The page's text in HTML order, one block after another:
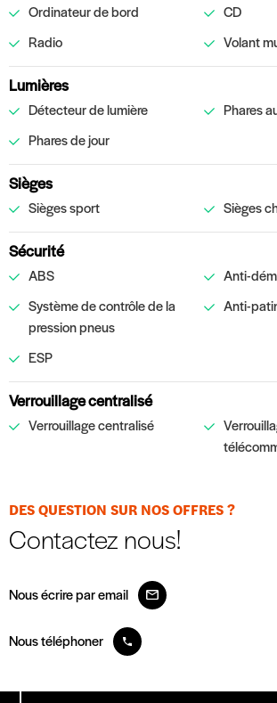
Ordinateur de bord
CD
Radio
Volant
Lumières
Détecteur de lumière
Phares
Phares de jour
Sièges
Sièges sport Sièges
Sécurité
ABS
Anti-
Système de contrôle de la
pression pneus
Anti-
ESP
Verrouillage centralisé
Verrouillage centralisé
DES QUESTION SUR NOS OFFRES ?
Contactez nous!
Nous écrire par email
Nous téléphoner